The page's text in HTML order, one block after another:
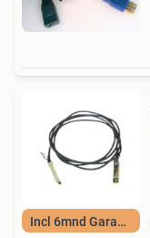
Incl 6mnd Garantie